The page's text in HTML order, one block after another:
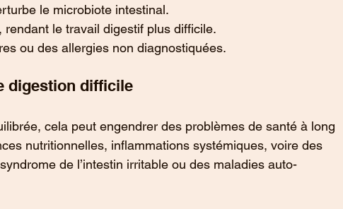
le microbiote intestinal.
le travail digestif plus difficile.
ou des allergies non diagnostiquées.
digestion difficile
cela peut engendrer des problèmes de santé à long
nutritionnelles, inflammations systémiques, voire des
de l’intestin irritable ou des maladies auto-